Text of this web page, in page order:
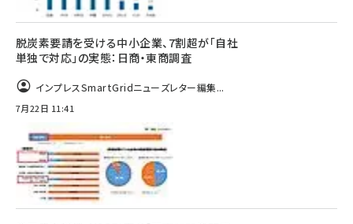
脱炭素要請を受ける中小企業、7割超が「自社
単独で対応」の実態：日商・東商調査
インプレスSmartGridニューズレター編集...
7月22日 11:41